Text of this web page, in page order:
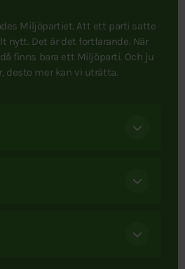
Miljöpartiet. Att ett parti satte
nytt. Det är det fortfarande. När
finns bara ett Miljöparti. Och ju
desto mer kan vi uträtta.